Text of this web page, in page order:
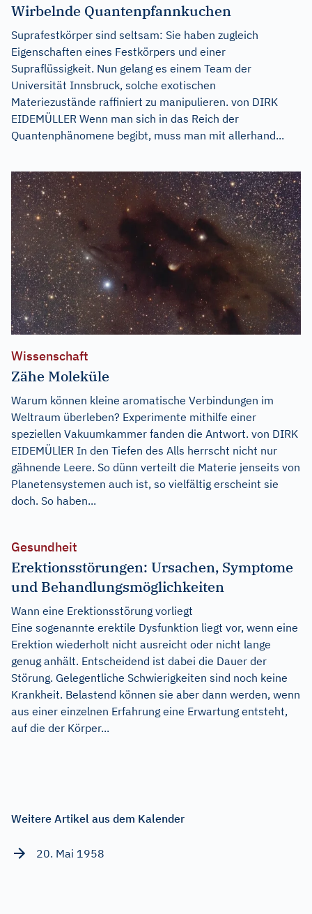
Wirbelnde Quantenpfannkuchen
Suprafestkörper sind seltsam: Sie haben zugleich
Eigenschaften eines Festkörpers und einer
Supraflüssigkeit. Nun gelang es einem Team der
Universität Innsbruck, solche exotischen
Materiezustände raffiniert zu manipulieren. von DIRK
EIDEMÜLLER Wenn man sich in das Reich der
Quantenphänomene begibt, muss man mit allerhand...
Wissenschaft
Zähe Moleküle
Warum können kleine aromatische Verbindungen im
Weltraum überleben? Experimente mithilfe einer
speziellen Vakuumkammer fanden die Antwort. von DIRK
EIDEMÜLlER In den Tiefen des Alls herrscht nicht nur
gähnende Leere. So dünn verteilt die Materie jenseits von
Planetensystemen auch ist, so vielfältig erscheint sie
doch. So haben...
Gesundheit
Erektionsstörungen: Ursachen, Symptome
und Behandlungsmöglichkeiten
Wann eine Erektionsstörung vorliegt
Eine sogenannte erektile Dysfunktion liegt vor, wenn eine
Erektion wiederholt nicht ausreicht oder nicht lange
genug anhält. Entscheidend ist dabei die Dauer der
Störung. Gelegentliche Schwierigkeiten sind noch keine
Krankheit. Belastend können sie aber dann werden, wenn
aus einer einzelnen Erfahrung eine Erwartung entsteht,
auf die der Körper...
Weitere Artikel aus dem Kalender
20. Mai 1958